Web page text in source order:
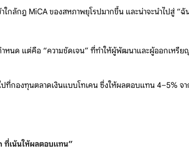
ใกล้กฎ MiCA ของสหภาพยุโรปมากขึ้น และน่าจะนำไปสู่ “
ำหนด แต่คือ “ความชัดเจน” ที่ทำให้ผู้พัฒนาและผู้ออกเหรีย
กองทุนตลาดเงินแบบโทเคน ซึ่งให้ผลตอบแทน 4–5% จ
ที่เน้นให้ผลตอบแทน”